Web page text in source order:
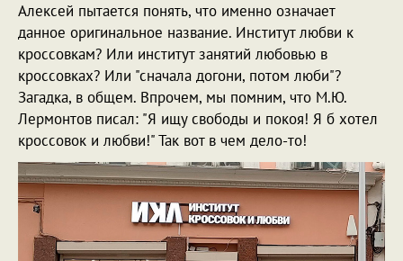
Алексей пытается понять, что именно означает
данное оригинальное название. Институт любви к
кроссовкам? Или институт занятий любовью в
кроссовках? Или "сначала догони, потом люби"?
Загадка, в общем. Впрочем, мы помним, что М.Ю.
Лермонтов писал: "Я ищу свободы и покоя! Я б хотел
кроссовок и любви!" Так вот в чем дело-то!